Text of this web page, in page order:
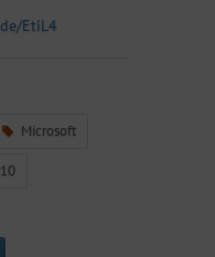
EtiL4
Microsoft